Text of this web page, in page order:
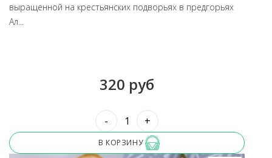
выращенной на крестьянских подворьях в предгорьях
Ал...
320 руб
- +
В КОРЗИНУ